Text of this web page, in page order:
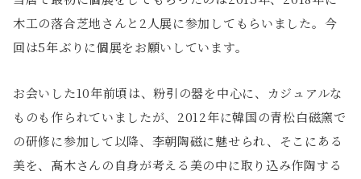
木工の落合芝地さんと2人展に参加してもらいました。今
回は5年ぶりに個展をお願いしています。
お会いした10年前頃は、粉引の器を中心に、カジュアルな
ものも作られていましたが、2012年に韓国の青松白磁窯で
の研修に参加して以降、李朝陶磁に魅せられ、そこにある
美を、髙木さんの自身が考える美の中に取り込み作陶する